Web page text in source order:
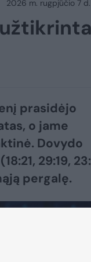
2026 m. rugpjūčio 7 d.
prasidėjo
o jame
Dovydo
29:19,
pergalę.